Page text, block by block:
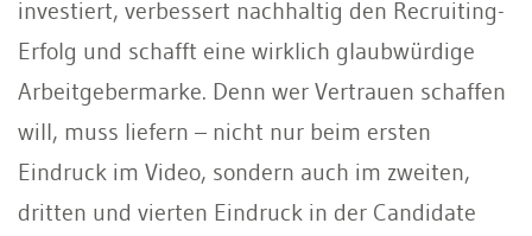
investiert, verbessert nachhaltig den Recruiting-
Erfolg und schafft eine wirklich glaubwürdige
Arbeitgebermarke. Denn wer Vertrauen schaffen
will, muss liefern – nicht nur beim ersten
Eindruck im Video, sondern auch im zweiten,
dritten und vierten Eindruck in der Candidate